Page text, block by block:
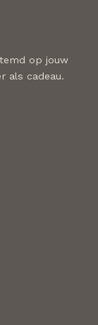
op jouw
als cadeau.